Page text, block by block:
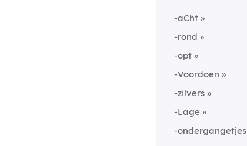
-aCht
-rond
-opt
-Voordoen
-zilvers
-Lage
-ondergangetjes